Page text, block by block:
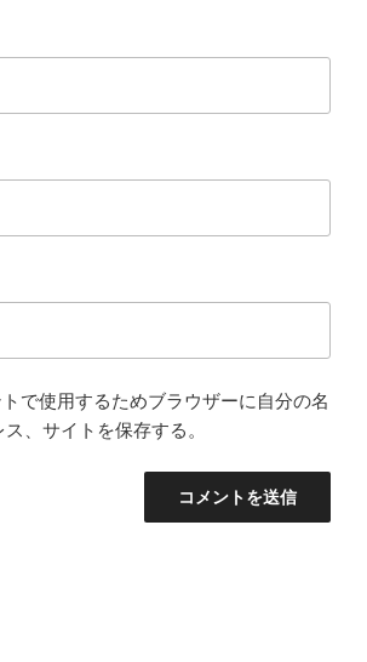
で使用するためブラウザーに自分の名
、サイトを保存する。